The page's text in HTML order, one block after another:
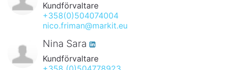
Kundförvaltare
+358(0)504074004
nico.friman@markit.eu
Nina Sara
Kundförvaltare